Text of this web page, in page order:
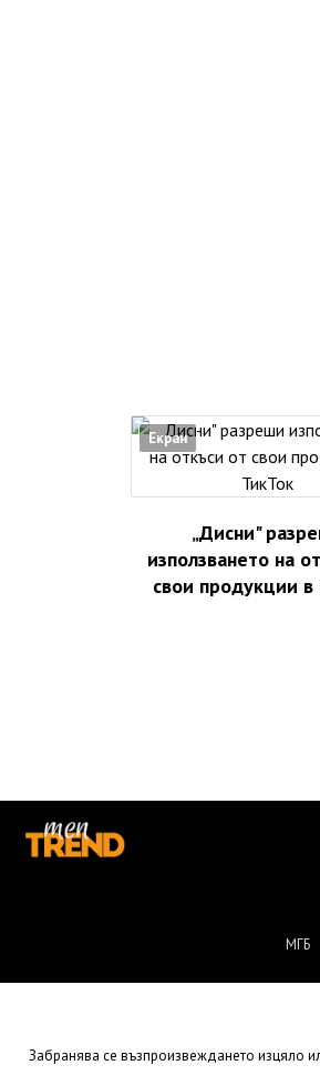
Екран
„Дисни"
използването на
свои продукции в
МГБ
Забранява се възпроизвеждането изцяло